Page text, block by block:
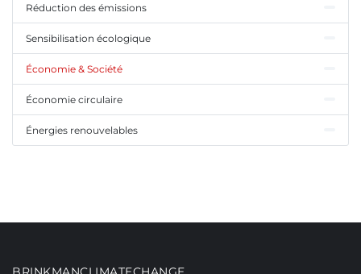
Réduction des émissions
Sensibilisation écologique
Économie & Société
Économie circulaire
Énergies renouvelables